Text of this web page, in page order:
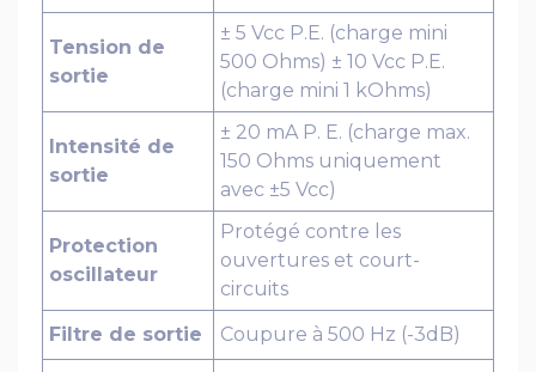
Tension de
sortie
± 5 Vcc P.E. (charge mini
500 Ohms) ± 10 Vcc P.E.
(charge mini 1 kOhms)
Intensité de
sortie
± 20 mA P. E. (charge max.
150 Ohms uniquement
avec ±5 Vcc)
Protection
oscillateur
Protégé contre les
ouvertures et court-
circuits
Filtre de sortie
Coupure à 500 Hz (-3dB)